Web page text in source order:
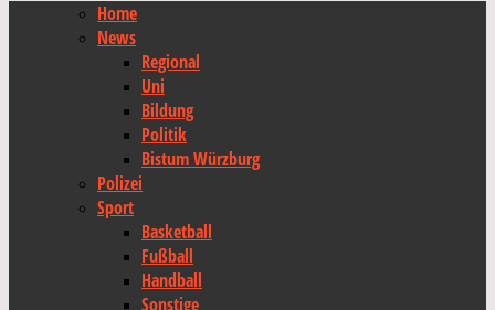
Home
News
Regional
Uni
Bildung
Politik
Bistum Würzburg
Polizei
Sport
Basketball
Fußball
Handball
Sonstige